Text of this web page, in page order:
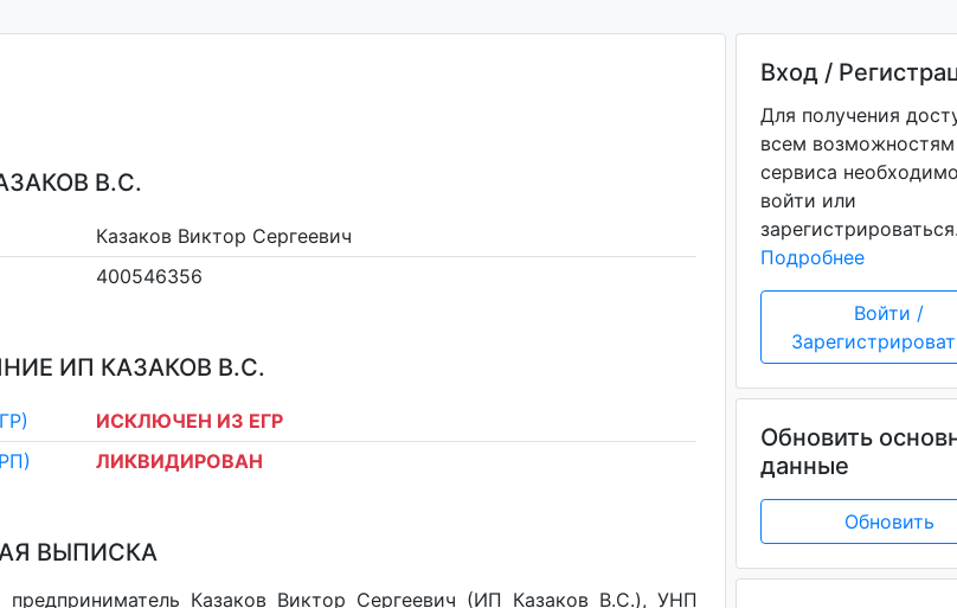
В.С.
Казаков Виктор Сергеевич
400546356
ИП КАЗАКОВ В.С.
ИСКЛЮЧЕН ИЗ ЕГР
ЛИКВИДИРОВАН
ВЫПИСКА
предприниматель Казаков Виктор Сергеевич (ИП Казаков В.С.), УНП
Вход /
Для получения
всем возможностям
сервиса
войти или
Подробнее
Войти /
Обновить
данные
Обновить